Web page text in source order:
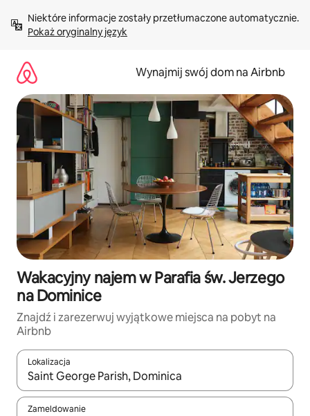
treści Pokaż oryginalny język
Wynajmij swój dom na Airbnb
Wakacyjny najem w Parafia św. Jerzego
na Dominice
Znajdź i zarezerwuj wyjątkowe miejsca na pobyt na
Airbnb
Lokalizacja
Gdy wyniki będą dostępne, możesz poruszać się po nich za
Zameldowanie